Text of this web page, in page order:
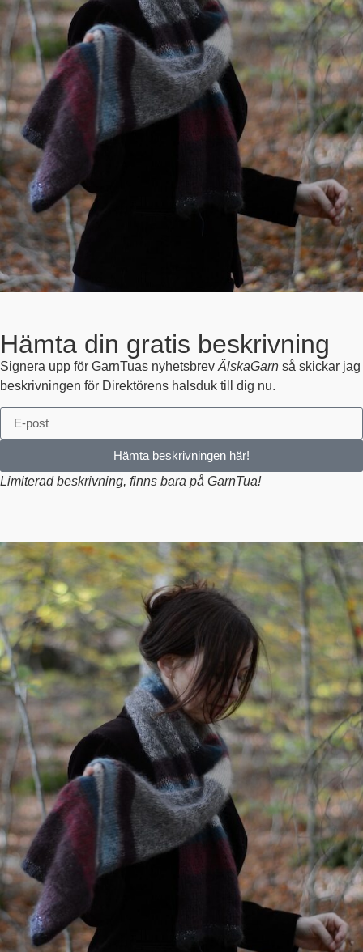
Hämta din gratis beskrivning
Signera upp för GarnTuas nyhetsbrev ÄlskaGarn så skickar jag
beskrivningen för Direktörens halsduk till dig nu.
Hämta beskrivningen här!
Limiterad beskrivning, finns bara på GarnTua!